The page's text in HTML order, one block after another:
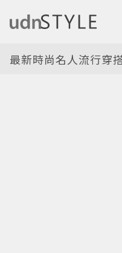
最新時尚名人流行穿